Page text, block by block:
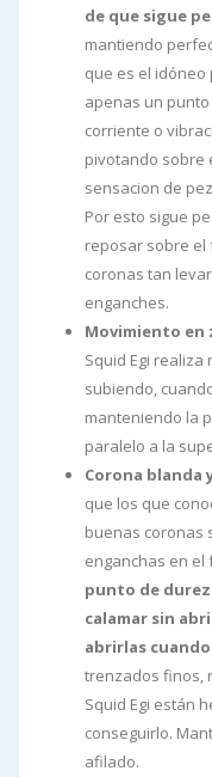
de que sigue
mantiendo
que es el idóneo
apenas un
corriente o
pivotando sobre
sensacion de
Por esto sigue
reposar sobre el
coronas tan
enganches.
Movimiento en
Squid Egi realiza
subiendo,
manteniendo la
paralelo a la
Corona blanda
que los que
buenas coronas
enganchas en el
punto de
calamar sin
abrirlas
trenzados finos,
Squid Egi están
conseguirlo.
afilado.